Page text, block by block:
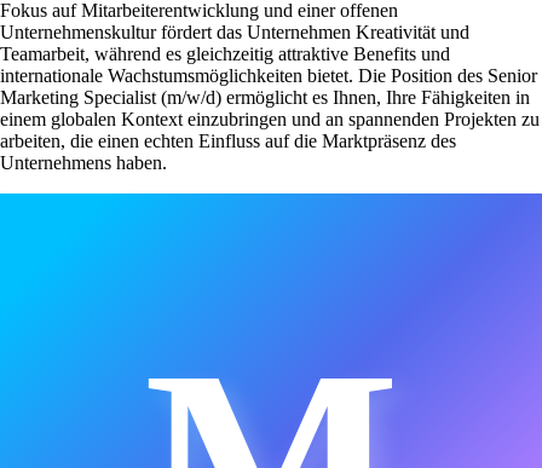
Fokus auf Mitarbeiterentwicklung und einer offenen
Unternehmenskultur fördert das Unternehmen Kreativität und
Teamarbeit, während es gleichzeitig attraktive Benefits und
internationale Wachstumsmöglichkeiten bietet. Die Position des Senior
Marketing Specialist (m/w/d) ermöglicht es Ihnen, Ihre Fähigkeiten in
einem globalen Kontext einzubringen und an spannenden Projekten zu
arbeiten, die einen echten Einfluss auf die Marktpräsenz des
Unternehmens haben.